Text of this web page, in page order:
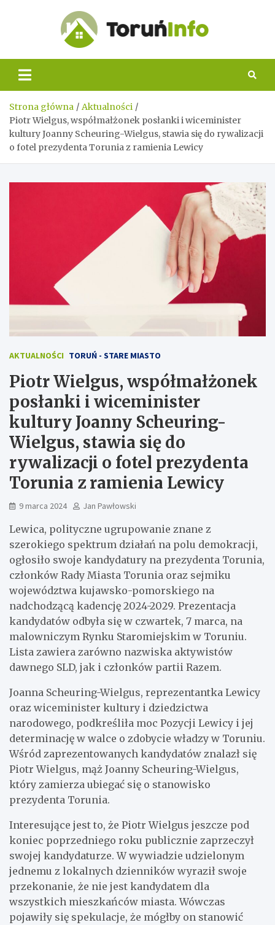
Info
Strona główna
Aktualności
Piotr Wielgus, współmałżonek posłanki i wiceminister
kultury Joanny Scheuring-Wielgus, stawia się do rywalizacji
o fotel prezydenta Torunia z ramienia Lewicy
AKTUALNOŚCI TORUŃ - STARE MIASTO
Piotr Wielgus, współmałżonek
posłanki i wiceminister
kultury Joanny Scheuring-
Wielgus, stawia się do
rywalizacji o fotel prezydenta
Torunia z ramienia Lewicy
9 marca 2024 Jan Pawłowski
Lewica, polityczne ugrupowanie znane z
szerokiego spektrum działań na polu demokracji,
ogłosiło swoje kandydatury na prezydenta Torunia,
członków Rady Miasta Torunia oraz sejmiku
województwa kujawsko-pomorskiego na
nadchodzącą kadencję 2024-2029. Prezentacja
kandydatów odbyła się w czwartek, 7 marca, na
malowniczym Rynku Staromiejskim w Toruniu.
Lista zawiera zarówno nazwiska aktywistów
dawnego SLD, jak i członków partii Razem.
Joanna Scheuring-Wielgus, reprezentantka Lewicy
oraz wiceminister kultury i dziedzictwa
narodowego, podkreśliła moc Pozycji Lewicy i jej
determinację w walce o zdobycie władzy w Toruniu.
Wśród zaprezentowanych kandydatów znalazł się
Piotr Wielgus, mąż Joanny Scheuring-Wielgus,
który zamierza ubiegać się o stanowisko
prezydenta Torunia.
Interesujące jest to, że Piotr Wielgus jeszcze pod
koniec poprzedniego roku publicznie zaprzeczył
swojej kandydaturze. W wywiadzie udzielonym
jednemu z lokalnych dzienników wyraził swoje
przekonanie, że nie jest kandydatem dla
wszystkich mieszkańców miasta. Wówczas
pojawiły się spekulacje, że mógłby on stanowić